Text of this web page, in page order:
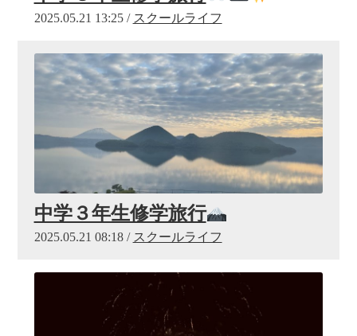
2025.05.21 13:25 / スクールライフ
中学３年生修学旅行
2025.05.21 08:18 / スクールライフ